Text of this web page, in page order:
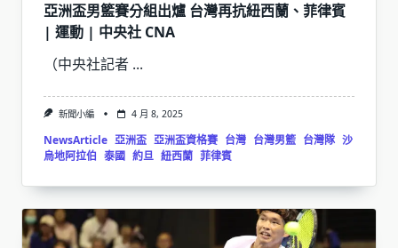
亞洲盃男籃賽分組出爐 台灣再抗紐西蘭、菲律賓
| 運動 | 中央社 CNA
（中央社記者 ...
新聞小編 4 月 8, 2025
NewsArticle 亞洲盃 亞洲盃資格賽 台灣 台灣男籃 台灣隊 沙
烏地阿拉伯 泰國 約旦 紐西蘭 菲律賓